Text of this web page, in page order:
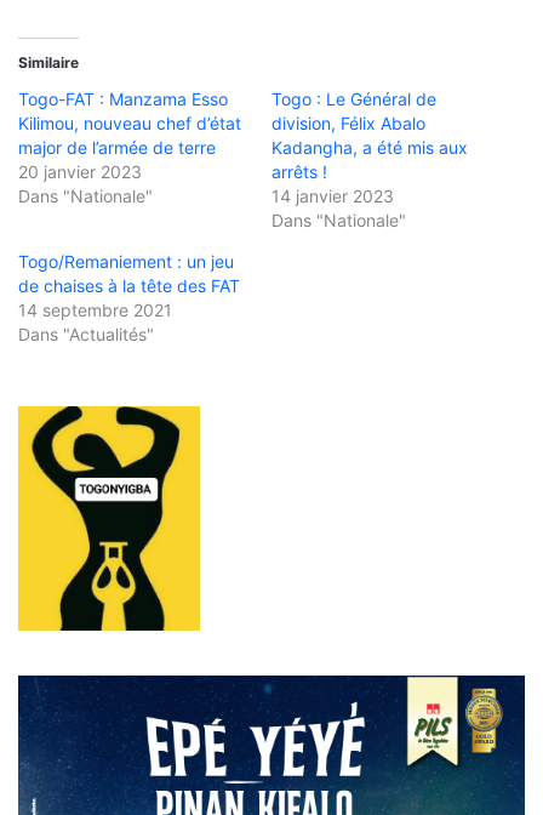
Similaire
Togo-FAT : Manzama Esso
Kilimou, nouveau chef d’état
major de l’armée de terre
20 janvier 2023
Dans "Nationale"
Togo : Le Général de
division, Félix Abalo
Kadangha, a été mis aux
arrêts !
14 janvier 2023
Dans "Nationale"
Togo/Remaniement : un jeu
de chaises à la tête des FAT
14 septembre 2021
Dans "Actualités"